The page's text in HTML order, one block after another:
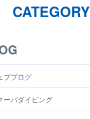
CATEGORY
ブブログ
ーバダイビング